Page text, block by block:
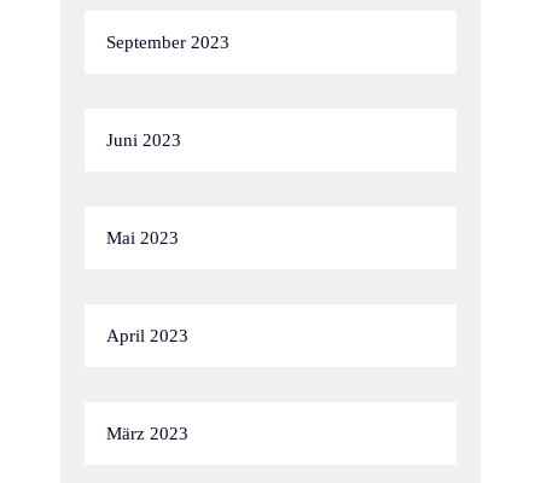
September 2023
Juni 2023
Mai 2023
April 2023
März 2023